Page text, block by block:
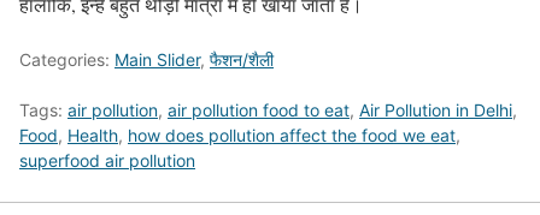
Categories: Main Slider, फैशन/शैली
Tags: air pollution, air pollution food to eat, Air Pollution in Delhi,
Food, Health, how does pollution affect the food we eat,
superfood air pollution